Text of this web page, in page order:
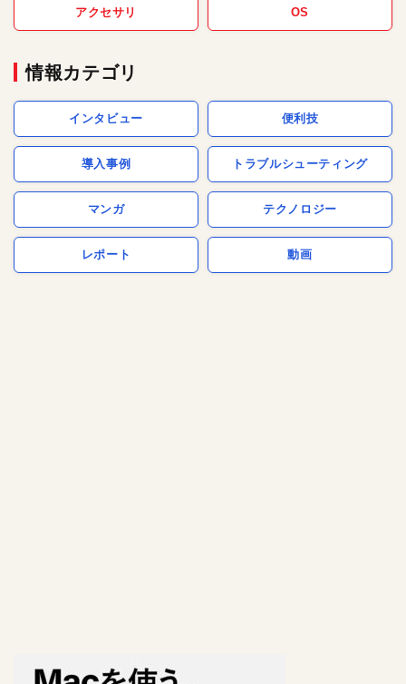
アクセサリ OS
情報カテゴリ
インタビュー 便利技
導入事例 トラブルシューティング
マンガ テクノロジー
レポート 動画